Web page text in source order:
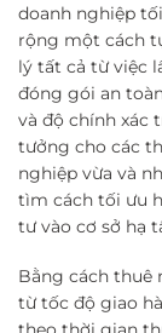
doanh nghiệp
rộng một cách
lý tất cả từ việc
đóng gói an
và độ chính xác
tưởng cho các
nghiệp vừa và
tìm cách tối ưu
tư vào cơ sở hạ
Bằng cách thuê
từ tốc độ giao